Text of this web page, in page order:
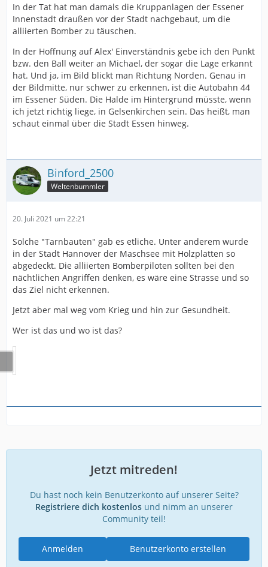
In der Tat hat man damals die Kruppanlagen der Essener
Innenstadt draußen vor der Stadt nachgebaut, um die
alliierten Bomber zu täuschen.
In der Hoffnung auf Alex' Einverständnis gebe ich den Punkt
bzw. den Ball weiter an Michael, der sogar die Lage erkannt
hat. Und ja, im Bild blickt man Richtung Norden. Genau in
der Bildmitte, nur schwer zu erkennen, ist die Autobahn 44
im Essener Süden. Die Halde im Hintergrund müsste, wenn
ich jetzt richtig liege, in Gelsenkirchen sein. Das heißt, man
schaut einmal über die Stadt Essen hinweg.
Binford_2500
Weltenbummler
20. Juli 2021 um 22:21
Solche "Tarnbauten" gab es etliche. Unter anderem wurde
in der Stadt Hannover der Maschsee mit Holzplatten so
abgedeckt. Die alliierten Bomberpiloten sollten bei den
nächtlichen Angriffen denken, es wäre eine Strasse und so
das Ziel nicht erkennen.
Jetzt aber mal weg vom Krieg und hin zur Gesundheit.
Wer ist das und wo ist das?
Jetzt mitreden!
Du hast noch kein Benutzerkonto auf unserer Seite?
Registriere dich kostenlos und nimm an unserer
Community teil!
Benutzerkonto erstellen
Anmelden